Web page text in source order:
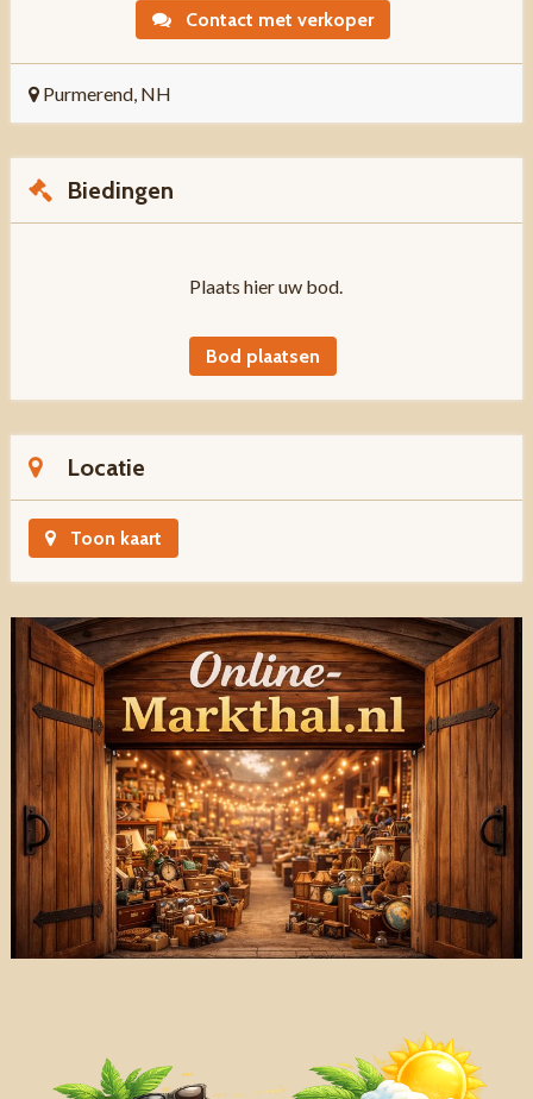
Contact met verkoper
Purmerend, NH
Biedingen
Plaats hier uw bod.
Bod plaatsen
Locatie
Toon kaart